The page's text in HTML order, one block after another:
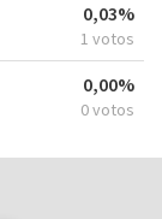
0,03%
1 votos
0,00%
0 votos